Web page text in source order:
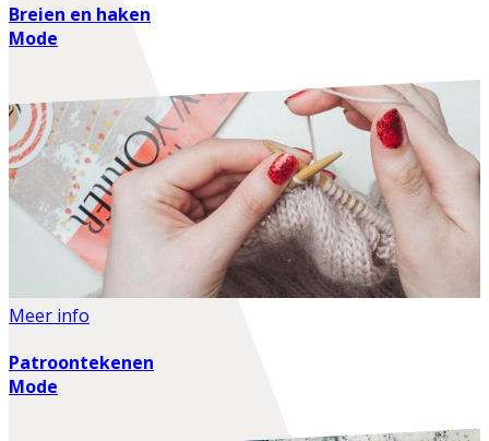
Breien en haken
Mode
Meer info
Patroontekenen
Mode